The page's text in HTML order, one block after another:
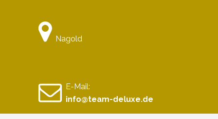
Nagold
E-Mail:
info@team-deluxe.de